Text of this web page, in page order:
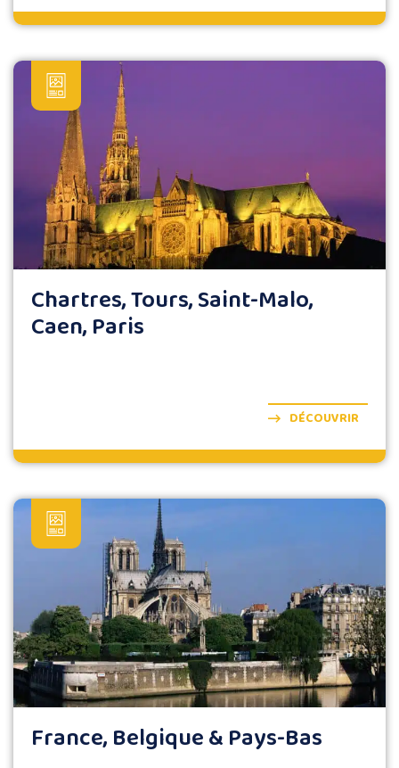
Chartres, Tours, Saint-Malo,
Caen, Paris
DÉCOUVRIR
France, Belgique & Pays-Bas